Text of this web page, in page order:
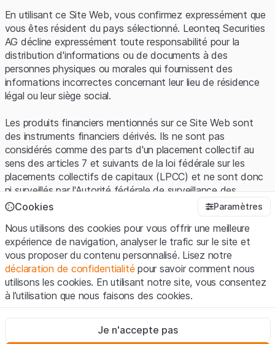
Erreur du serveur.
En utilisant ce Site Web, vous confirmez expressément que
vous êtes résident du pays sélectionné. Leonteq Securities
AG décline expressément toute responsabilité pour la
distribution d'informations ou de documents à des
personnes physiques ou morales qui fournissent des
informations incorrectes concernant leur lieu de résidence
légal ou leur siège social.
Les produits financiers mentionnés sur ce Site Web sont
des instruments financiers dérivés. Ils ne sont pas
considérés comme des parts d'un placement collectif au
sens des articles 7 et suivants de la loi fédérale sur les
placements collectifs de capitaux (LPCC) et ne sont donc
ni surveillés par l'Autorité fédérale de surveillance des
marchés financiers (FINMA) ni enregistrés auprès de la
protection spécifique des investisseurs prévue par la LPCC.
Conditions d'utilisation et informations juridiques
En utilisant le Site Web de Leonteq Securities AG (ci-après
"Site Web"), vous confirmez que vous avez compris et que
vous acceptez les informations juridiques, les notes
vous n'acceptez pas les Conditions d'utilisation, veuillez-
vous abstenir d'utiliser ce Site Web.
Cookies Paramètres
Nous utilisons des cookies pour vous offrir une meilleure
expérience de navigation, analyser le trafic sur le site et
vous proposer du contenu personnalisé. Lisez notre
déclaration de confidentialité pour savoir comment nous
utilisons les cookies. En utilisant notre site, vous consentez
à l’utilisation que nous faisons des cookies.
Ces cookies sont nécessaires au bon fonctionnement du site
Je n'accepte pas